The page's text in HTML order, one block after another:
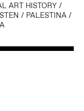
ART HISTORY/
/ PALESTINA/